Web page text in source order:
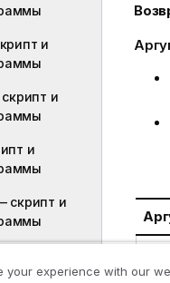
и
и
и
скрипт и
your experience with our